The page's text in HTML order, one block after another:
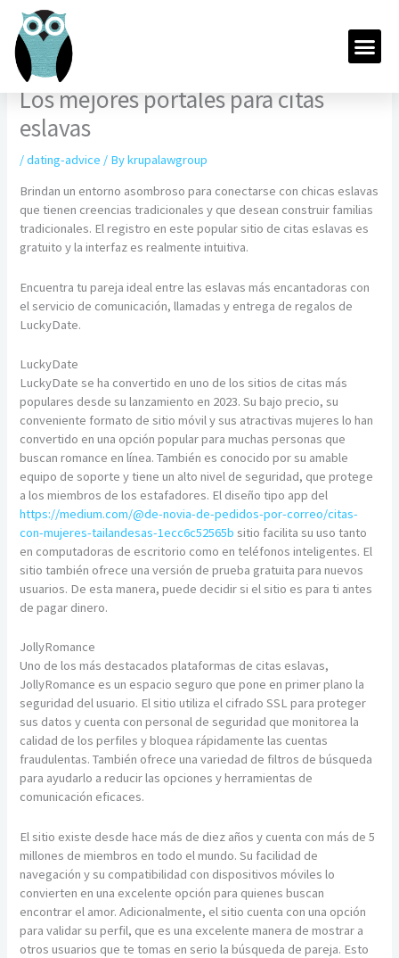
content
Los mejores portales para citas
eslavas
/dating-advice / Bykrupalawgroup
Brindan un entorno asombroso para conectarse con chicas eslavas
que tienen creencias tradicionales y que desean construir familias
tradicionales. El registro en este popular sitio de citas eslavas es
gratuito y la interfaz es realmente intuitiva.
Encuentra tu pareja ideal entre las eslavas más encantadoras con
el servicio de comunicación, llamadas y entrega de regalos de
LuckyDate.
LuckyDate
LuckyDate se ha convertido en uno de los sitios de citas más
populares desde su lanzamiento en 2023. Su bajo precio, su
conveniente formato de sitio móvil y sus atractivas mujeres lo han
convertido en una opción popular para muchas personas que
buscan romance en línea. También es conocido por su amable
equipo de soporte y tiene un alto nivel de seguridad, que protege
a los miembros de los estafadores. El diseño tipo app del
https://medium.com/@de-novia-de-pedidos-por-correo/citas-
con-mujeres-tailandesas-1ecc6c52565b sitio facilita su uso tanto
en computadoras de escritorio como en teléfonos inteligentes. El
sitio también ofrece una versión de prueba gratuita para nuevos
usuarios. De esta manera, puede decidir si el sitio es para ti antes
de pagar dinero.
JollyRomance
Uno de los más destacados plataformas de citas eslavas,
JollyRomance es un espacio seguro que pone en primer plano la
seguridad del usuario. El sitio utiliza el cifrado SSL para proteger
sus datos y cuenta con personal de seguridad que monitorea la
calidad de los perfiles y bloquea rápidamente las cuentas
fraudulentas. También ofrece una variedad de filtros de búsqueda
para ayudarlo a reducir las opciones y herramientas de
comunicación eficaces.
El sitio existe desde hace más de diez años y cuenta con más de 5
millones de miembros en todo el mundo. Su facilidad de
navegación y su compatibilidad con dispositivos móviles lo
convierten en una excelente opción para quienes buscan
encontrar el amor. Adicionalmente, el sitio cuenta con una opción
para validar su perfil, que es una excelente manera de mostrar a
otros usuarios que te tomas en serio la búsqueda de pareja. Esto